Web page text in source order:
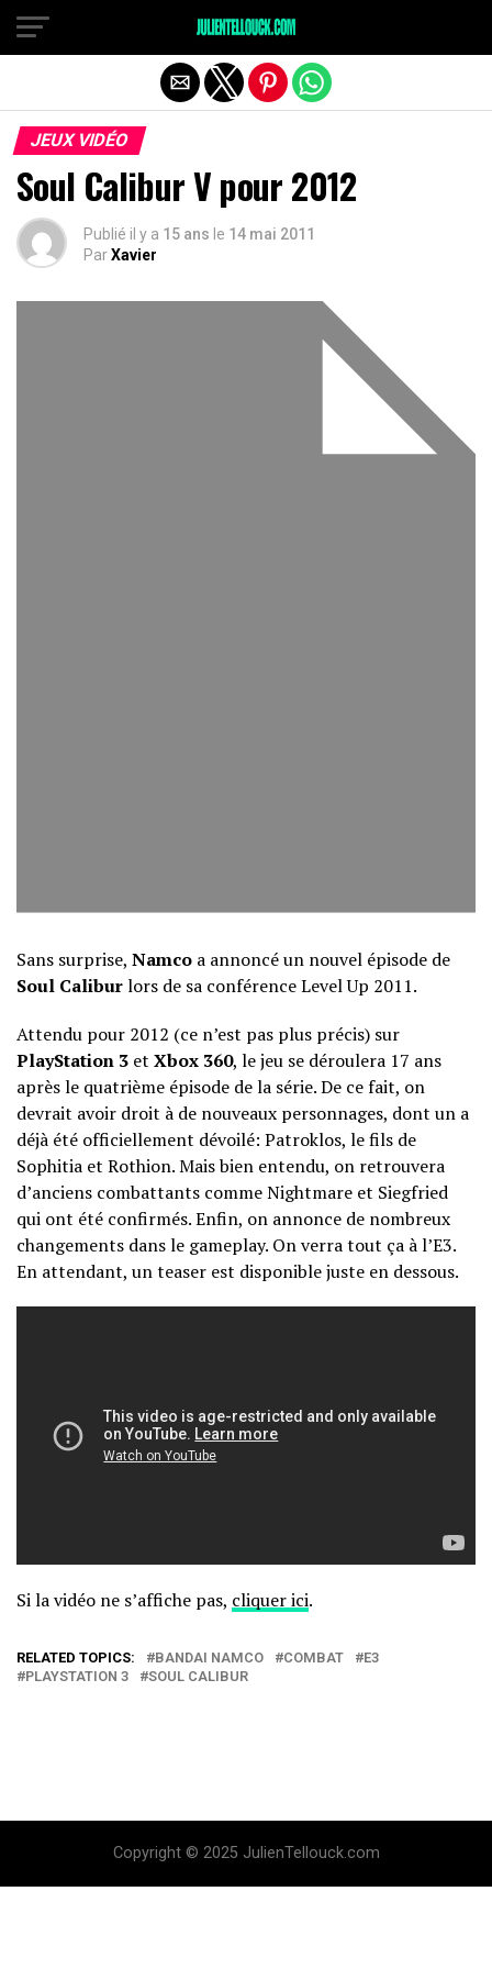
JEUX VIDÉO
Soul Calibur V pour 2012
Publié il y a 15 ans le 14 mai 2011
ParXavier
Sans surprise, Namco a annoncé un nouvel épisode de
Soul Caliburlors de sa conférence Level Up 2011.
Attendu pour 2012 (ce n’est pas plus précis) sur
PlayStation 3 et Xbox 360, le jeu se déroulera 17 ans
après le quatrième épisode de la série. De ce fait, on
devrait avoir droit à de nouveaux personnages, dont un a
déjà été officiellement dévoilé: Patroklos, le fils de
Sophitia et Rothion. Mais bien entendu, on retrouvera
d’anciens combattants comme Nightmare et Siegfried
qui ont été confirmés. Enfin, on annonce de nombreux
changements dans le gameplay. On verra tout ça à l’E3.
En attendant, un teaser est disponible juste en dessous.
Si la vidéo ne s’affiche pas, cliquer ici.
RELATED TOPICS: BANDAI NAMCO COMBAT
E3
PLAYSTATION 3
SOUL CALIBUR
Copyright © 2025 JulienTellouck.com